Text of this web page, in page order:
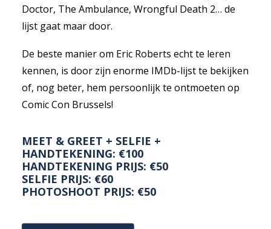
Doctor, The Ambulance, Wrongful Death 2… de
lijst gaat maar door.
De beste manier om Eric Roberts echt te leren
kennen, is door zijn enorme IMDb-lijst te bekijken
of, nog beter, hem persoonlijk te ontmoeten op
Comic Con Brussels!
MEET & GREET + SELFIE +
HANDTEKENING: €100
HANDTEKENING PRIJS: €50
SELFIE PRIJS: €60
PHOTOSHOOT PRIJS: €50